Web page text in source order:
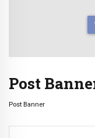
Post
Post Banner